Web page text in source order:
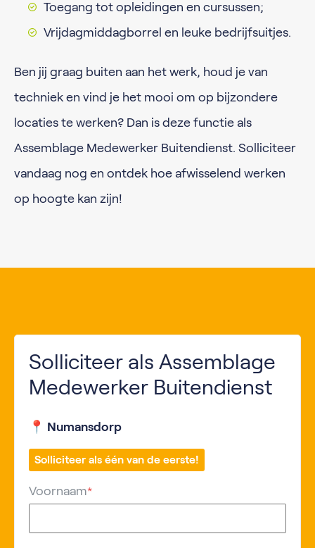
Toegang tot opleidingen en cursussen;
Vrijdagmiddagborrel en leuke bedrijfsuitjes.
Ben jij graag buiten aan het werk, houd je van
techniek en vind je het mooi om op bijzondere
locaties te werken? Dan is deze functie als
Assemblage Medewerker Buitendienst. Solliciteer
vandaag nog en ontdek hoe afwisselend werken
op hoogte kan zijn!
Solliciteer als Assemblage
Medewerker Buitendienst
📍 Numansdorp
Solliciteer als één van de eerste!
Voornaam*